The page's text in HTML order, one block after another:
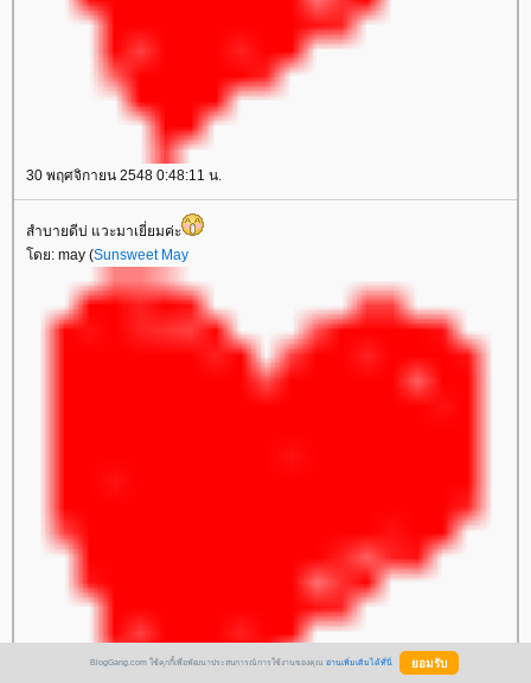
30 พฤศจิกายน 2548 0:48:11 น.
สำบายดีบ่ แวะมาเยี่ยมค่ะ
ดย: may (Sunsweet May
BlogGang.com ใช้คุกกี้เพื่อพัฒนาประสบการณ์การใช้งานของคุณ อ่านเพิ่มเติมได้ที่นี่